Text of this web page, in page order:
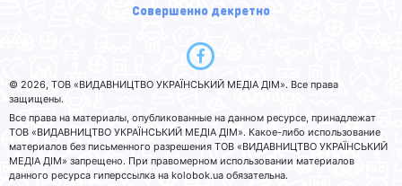
Совершенно декретно
© 2026, ТОВ «ВИДАВНИЦТВО УКРАЇНСЬКИЙ МЕДІА ДІМ». Все права
защищены.
Все права на материалы, опубликованные на данном ресурсе, принадлежат
ТОВ «ВИДАВНИЦТВО УКРАЇНСЬКИЙ МЕДІА ДІМ». Какое-либо использование
материалов без письменного разрешения ТОВ «ВИДАВНИЦТВО УКРАЇНСЬКИЙ
МЕДІА ДІМ» запрещено. При правомерном использовании материалов
данного ресурса гиперссылка на kolobok.ua обязательна.